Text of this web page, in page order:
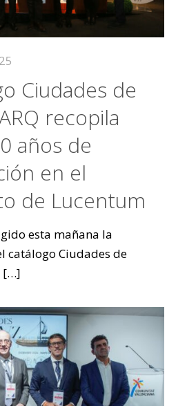
Ciudades de
recopila
años de
en el
de Lucentum
esta mañana la
catálogo Ciudades de
[…]